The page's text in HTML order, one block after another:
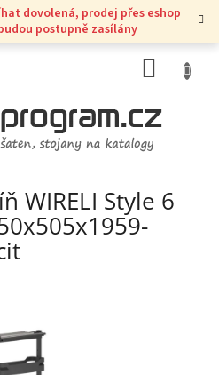
dovolená, prodej přes eshop
postupně zasílány
KOŠÍK
WIRELI Style 6